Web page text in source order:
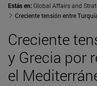
Estás en:Global Affairs and
Creciente
y Grecia por
el